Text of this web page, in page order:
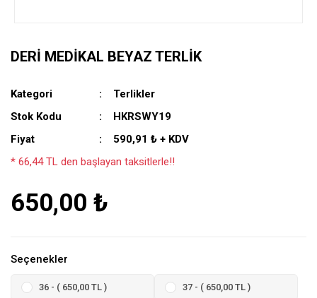
DERI MEDIKAL BEYAZ TERLIK
Kategori
Terlikler
Stok Kodu
HKRSWY19
Fiyat
590,91 ₺ + KDV
* 66,44 TL den başlayan taksitlerle!!
650,00 ₺
Seçenekler
36 - ( 650,00 TL ) 37 - ( 650,00 TL )